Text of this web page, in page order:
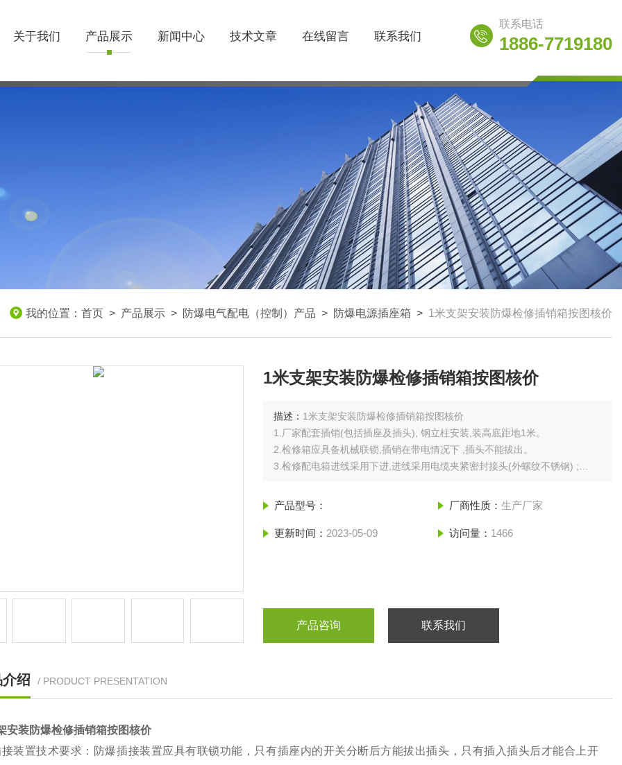
关于我们 产品展示 新闻中心 技术文章 在线留言 联系我们
联系电话
1886-7719180
我的位置： 首页 > 产品展示 > 防爆电气配电（控制）产品 > 防爆电源插座箱 > 1米支架安装防爆检修插销箱按图核价
1米支架安装防爆检修插销箱按图核价
描述： 1米支架安装防爆检修插销箱按图核价
1.厂家配套插销(包括插座及插头), 钢立柱安装,装高底距地1米。
2.检修箱应具备机械联锁,插销在带电情况下 ,插头不能拔出。
3.检修配电箱进线采用下进,进线采用电缆夹紧密封接头(外螺纹不锈钢) ;
荷回路应设置运行指示灯。
产品型号： 厂商性质： 生产厂家
更新时间： 2023-05-09 访问量： 1466
产品咨询 联系我们
绍 / PRODUCT PRESENTATION
安装防爆检修插销箱按图核价
装置技术要求：防爆插接装置应具有联锁功能，只有插座内的开关分断后方能拔出插头，只有插入插头后才能合上开